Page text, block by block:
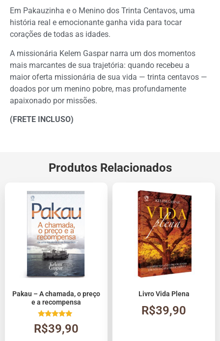
Em Pakauzinha e o Menino dos Trinta Centavos, uma
história real e emocionante ganha vida para tocar
corações de todas as idades.
A missionária Kelem Gaspar narra um dos momentos
mais marcantes de sua trajetória: quando recebeu a
maior oferta missionária de sua vida — trinta centavos —
doados por um menino pobre, mas profundamente
apaixonado por missões.
(FRETE INCLUSO)
Produtos Relacionados
Pakau – A chamada, o preço
e a recompensa
Avaliação
5.00
de 5
R$39,90
Livro Vida Plena
R$39,90